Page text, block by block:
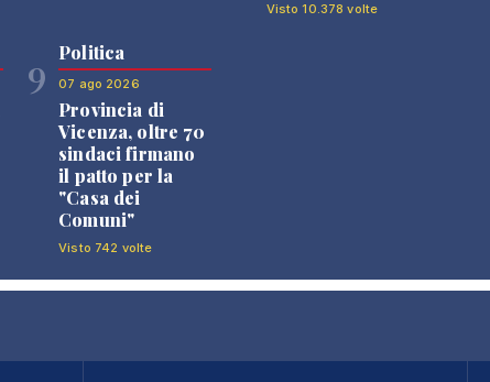
Visto 10.378 volte
9
Politica
07 ago 2026
Provincia di
Vicenza, oltre 70
sindaci firmano
il patto per la
"Casa dei
Comuni"
Visto 742 volte